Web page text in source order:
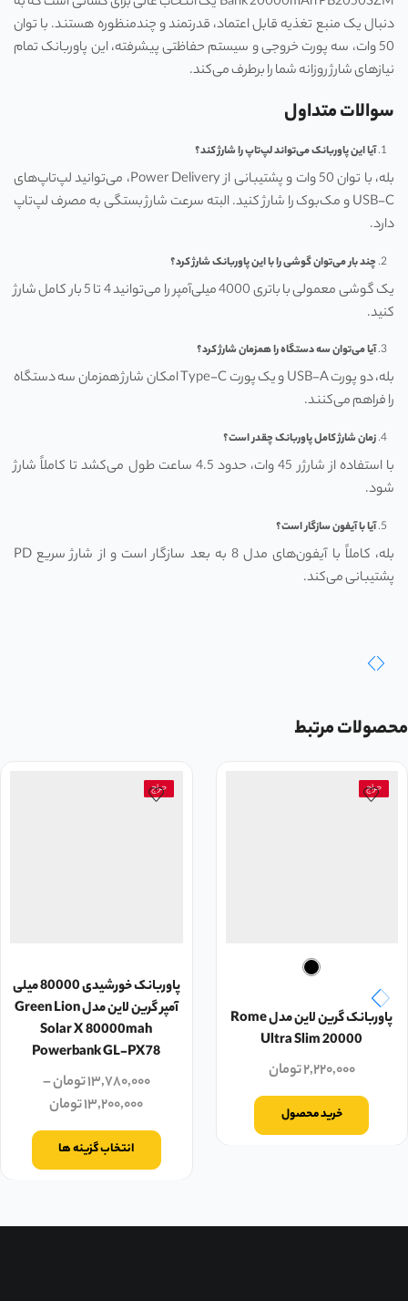
دنبال یک منبع تغذیه قابل اعتماد، قدرتمند و چندمنظوره هستند. با توان
50 وات، سه پورت خروجی و سیستم حفاظتی پیشرفته، این پاوربانک تمام
نیازهای شارژ روزانه شما را برطرف می‌کند.
سوالات متداول
آیا این پاوربانک می‌تواند لپ‌تاپ را شارژ کند؟
بله، با توان 50 وات و پشتیبانی از Power Delivery، می‌توانید لپ‌تاپ‌های
USB-C و مک‌بوک را شارژ کنید. البته سرعت شارژ بستگی به مصرف لپ‌تاپ
دارد.
چند بار می‌توان گوشی را با این پاوربانک شارژ کرد؟
یک گوشی معمولی با باتری 4000 میلی‌آمپر را می‌توانید 4 تا 5 بار کامل شارژ
کنید.
آیا می‌توان سه دستگاه را همزمان شارژ کرد؟
بله، دو پورت USB-A و یک پورت Type-C امکان شارژ همزمان سه دستگاه
را فراهم می‌کنند.
زمان شارژ کامل پاوربانک چقدر است؟
با استفاده از شارژر 45 وات، حدود 4.5 ساعت طول می‌کشد تا کاملاً شارژ
شود.
آیا با آیفون سازگار است؟
بله، کاملاً با آیفون‌های مدل 8 به بعد سازگار است و از شارژ سریع PD
پشتیبانی می‌کند.
محصولات مرتبط
حراج
پاوربانک گرین لاین مدل Rome
Ultra Slim 20000
۲,۲۲۰,۰۰۰تومان
خرید محصول
حراج
پاوربانک خورشیدی 80000 میلی
آمپر گرین لاین مدل Green Lion
Solar X 80000mah
Powerbank GL-PX78
۱۳,۷۸۰,۰۰۰تومان–
۱۳,۲۰۰,۰۰۰تومان
انتخاب گزینه ها